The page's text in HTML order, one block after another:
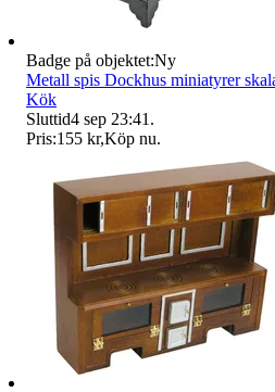
Badge på objektet:Ny
Metall spis Dockhus miniatyrer
Kök
Sluttid4 sep 23:41 .
Pris:155 kr,Köp nu.